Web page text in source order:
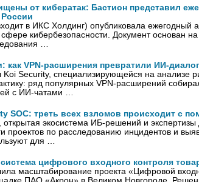
от кибератак: Бастион представил
России
в ИКС Холдинг) опубликовала ежегодный
кибербезопасности. Документ основан
…
как VPN-расширения превратили ИИ-
Security, специализирующейся на анализе
ряд популярных VPN-расширений
с ИИ-чатами …
SOC: треть всех взломов происходит с
экосистема ИБ-решений и
проектов по расследованию инцидентов и
для …
цифрового входного контроля
масштабирование проекта «Цифровой